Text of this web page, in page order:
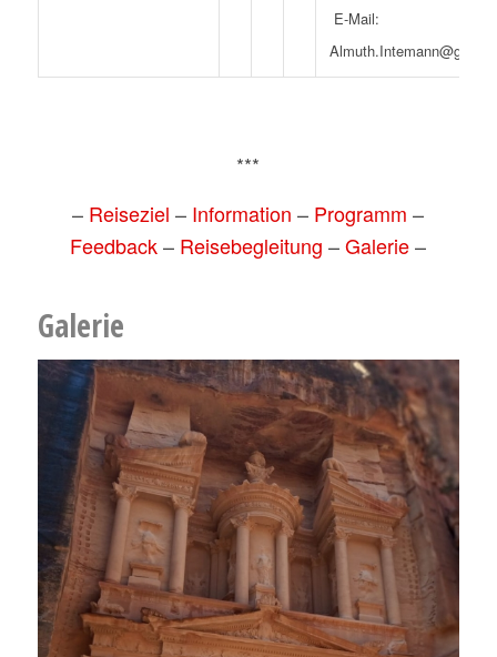
E-Mail:
***
– Reiseziel – Information – Programm –
Feedback– Reisebegleitung –Galerie–
Galerie